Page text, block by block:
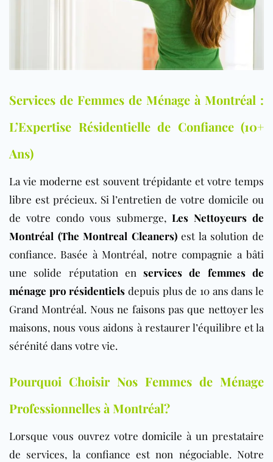
Services de Femmes de Ménage à Montréal :
L’Expertise Résidentielle de Confiance (10+
Ans)
La vie moderne est souvent trépidante et votre temps
libre est précieux. Si l’entretien de votre domicile ou
de votre condo vous submerge, Les Nettoyeurs de
Montréal (The Montreal Cleaners)est la solution de
confiance. Basée à Montréal, notre compagnie a bâti
une solide réputation enservices de femmes de
ménage pro résidentiels depuis plus de 10 ans dans le
Grand Montréal. Nous ne faisons pas que nettoyer les
maisons, nous vous aidons à restaurer l’équilibre et la
sérénité dans votre vie.
Pourquoi Choisir Nos Femmes de Ménage
Professionnelles à Montréal?
Lorsque vous ouvrez votredomicile à un prestataire
de services, la confiance est non négociable. Notre